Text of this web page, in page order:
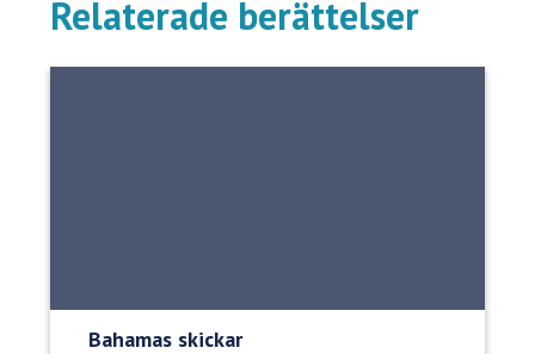
Relaterade berättelser
Bahamas skickar